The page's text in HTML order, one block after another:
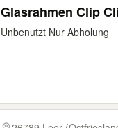
Glasrahmen Clip
Unbenutzt Nur Abholung